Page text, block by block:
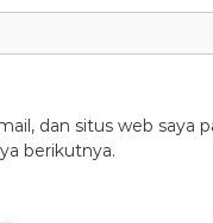
dan situs web saya
berikutnya.